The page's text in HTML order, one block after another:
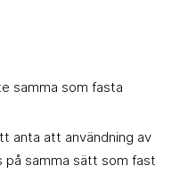
samma som fasta
anta att användning av
på samma sätt som fast